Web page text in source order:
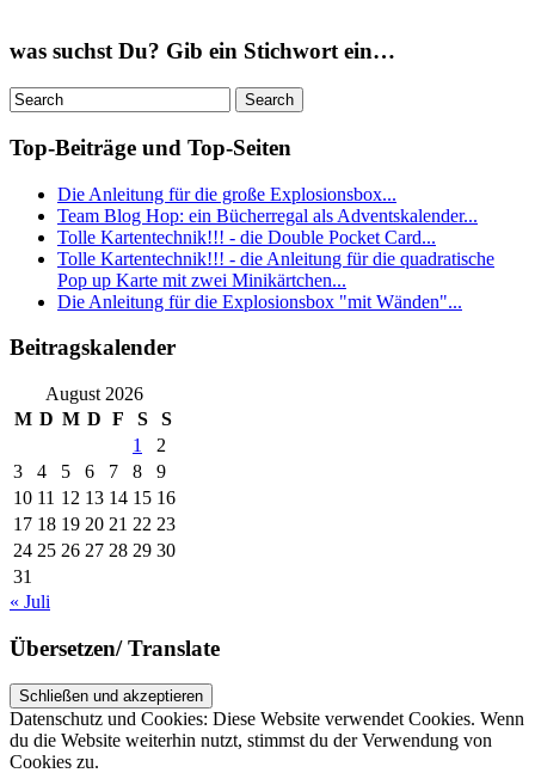
was suchst Du? Gib ein Stichwort ein…
Top-Beiträge und Top-Seiten
Die Anleitung für die große Explosionsbox...
Team Blog Hop: ein Bücherregal als Adventskalender...
Tolle Kartentechnik!!! - die Double Pocket Card...
Tolle Kartentechnik!!! - die Anleitung für die quadratische
Pop up Karte mit zwei Minikärtchen...
Die Anleitung für die Explosionsbox "mit Wänden"...
Beitragskalender
August 2026
M D M D F S
S
1
2
3
4 5 6 7 8
9
10 11 12 13 14 15 16
17 18 19 20 21 22 23
24 25 26 27 28 29 30
31
« Juli
Übersetzen/ Translate
Datenschutz und Cookies: Diese Website verwendet Cookies. Wenn
du die Website weiterhin nutzt, stimmst du der Verwendung von
Cookies zu.